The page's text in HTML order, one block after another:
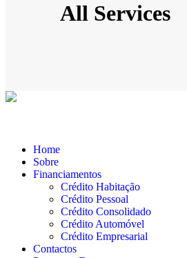
All Services
Home
Sobre
Financiamentos
Crédito Habitação
Crédito Pessoal
Crédito Consolidado
Crédito Automóvel
Crédito Empresarial
Contactos